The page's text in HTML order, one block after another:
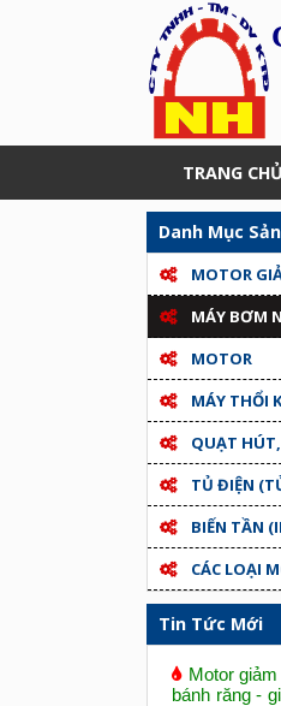
TRANG CHỦ
Danh Mục
MOTOR
MÁY BƠM
MOTOR
MÁY THỔI
QUẠT
TỦ ĐIỆN
BIẾN TẦN
CÁC LOẠI
Tin Tức Mới
Motor
bánh răng -